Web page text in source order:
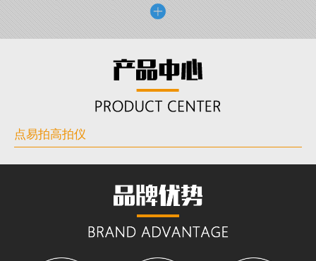
点易拍高拍仪